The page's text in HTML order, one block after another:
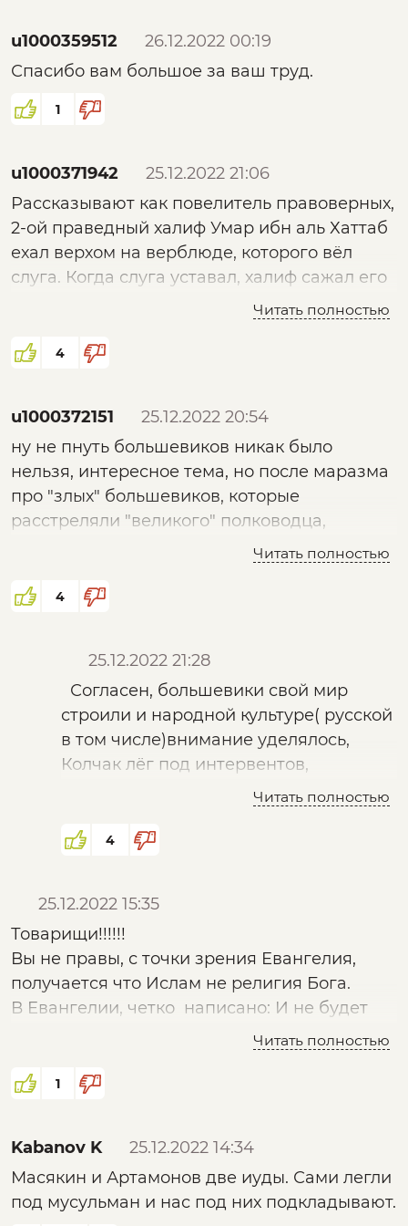
u1000359512
26.12.2022 00:19
Спасибо вам большое за ваш труд.
1
u1000371942
25.12.2022 21:06
Рассказывают как повелитель правоверных,
2-ой праведный халиф Умар ибн аль Хаттаб
ехал верхом на верблюде, которого вёл
слуга. Когда слуга уставал, халиф сажал его
на верблюда, а сам вёл его. Вот что такое
Читать полностью
4
u1000372151
25.12.2022 20:54
ну не пнуть большевиков никак было
нельзя, интересное тема, но после маразма
про "злых" большевиков, которые
расстреляли "великого" полководца,
"победителя" немцев смотреть нет никакого
Читать полностью
4
25.12.2022 21:28
Согласен, большевики свой мир
строили и народной культуре( русской
в том числе)внимание уделялось,
Колчак лёг под интервентов,
исламская верхушка с англосаксами
собственности главное, а они на веру
Читать полностью
4
25.12.2022 15:35
Товарищи!!!!!!
Вы не правы, с точки зрения Евангелия,
получается что Ислам не религия Бога.
В Евангелии, четко написано: И не будет
после Христа, пророков, до второго
словами, не дословно, смысл 100%)
суть вопроса, очень подробно и не только
трактаты.
Ну и соответсвенно, Ислам возник на много
Читать полностью
1
Kabanov K
25.12.2022 14:34
Масякин и Артамонов две иуды. Сами легли
под мусульман и нас под них подкладывают.